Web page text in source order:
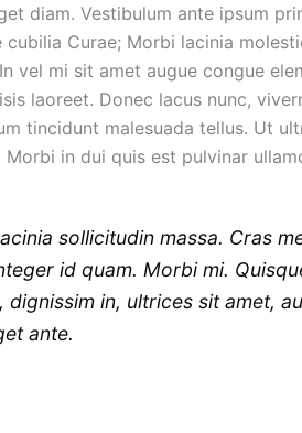
diam. Vestibulum ante ipsum
cubilia Curae; Morbi lacinia
vel mi sit amet augue congue
laoreet. Donec lacus nunc,
tincidunt malesuada tellus. Ut
Morbi in dui quis est pulvinar
sollicitudin massa. Cras
id quam. Morbi mi.
dignissim in, ultrices sit amet,
ante.